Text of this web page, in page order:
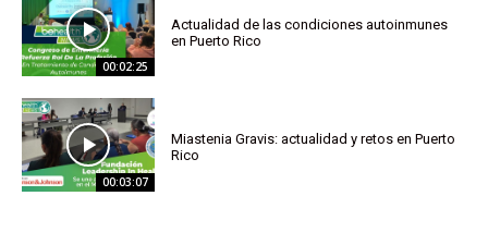
00:02:25
Actualidad de las condiciones autoinmunes
en Puerto Rico
00:03:07
Miastenia Gravis: actualidad y retos en Puerto
Rico